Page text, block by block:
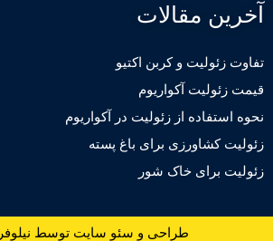
مقالات
و کربن اکتیو
آکواریوم
از زئولیت در آکواریوم
کشاورزی برای باغ پسته
برای خاک شور
طراحی و سئو سایت توسط نیلوفر طاهری